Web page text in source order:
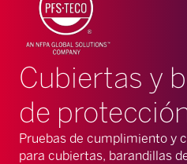
Cubiertas y
de
Pruebas de cumplimiento y
para cubiertas, barandillas